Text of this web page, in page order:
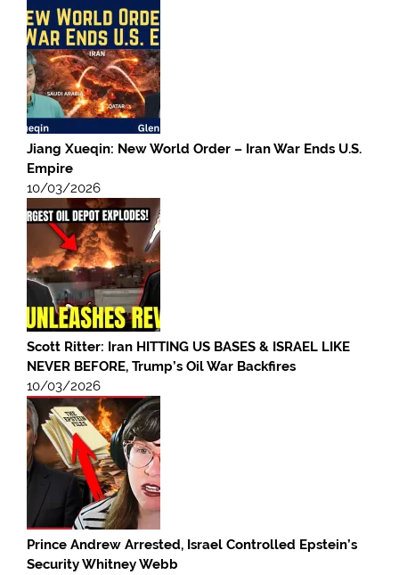
Jiang Xueqin: New World Order – Iran War Ends U.S.
Empire
10/03/2026
Scott Ritter: Iran HITTING US BASES & ISRAEL LIKE
NEVER BEFORE, Trump’s Oil War Backfires
10/03/2026
Prince Andrew Arrested, Israel Controlled Epstein’s
Security Whitney Webb